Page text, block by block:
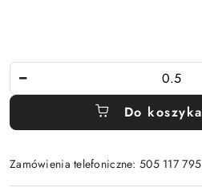
Do koszyka
Zamówienia telefoniczne: 505 117 795